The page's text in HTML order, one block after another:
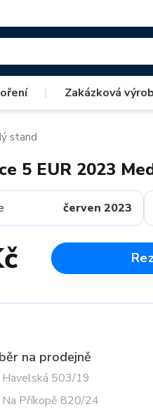
| Zakázková
stand
5 EUR 2023
červen 2023
na prodejně
Havelská 503/19
Na Příkopě 820/24